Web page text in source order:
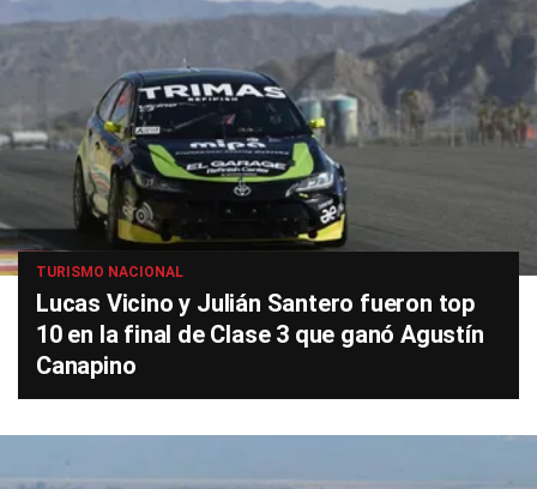
TURISMO NACIONAL
Lucas Vicino y Julián Santero fueron top
10 en la final de Clase 3 que ganó Agustín
Canapino